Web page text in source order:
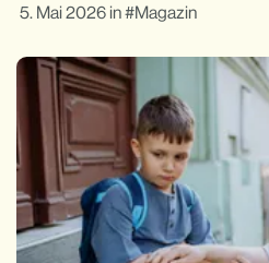
5. Mai 2026 in Magazin